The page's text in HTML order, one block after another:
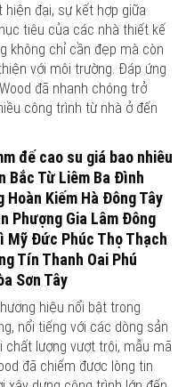
đại, sự kết hợp giữa
tiêu của các nhà thiết kế
không chỉ cần đẹp mà còn
với môi trường. Đáp ứng
đã nhanh chóng trở
công trình từ nhà ở đến
đế cao su giá bao nhiêu
Bắc Từ Liêm Ba Đình
Hoàn Kiếm Hà Đông Tây
Phượng Gia Lâm Đông
Mỹ Đức Phúc Thọ Thạch
Tín Thanh Oai Phú
Sơn Tây
hiệu nổi bật trong
nổi tiếng với các dòng sản
chất lượng vượt trội, mẫu mã
đã chiếm được lòng tin